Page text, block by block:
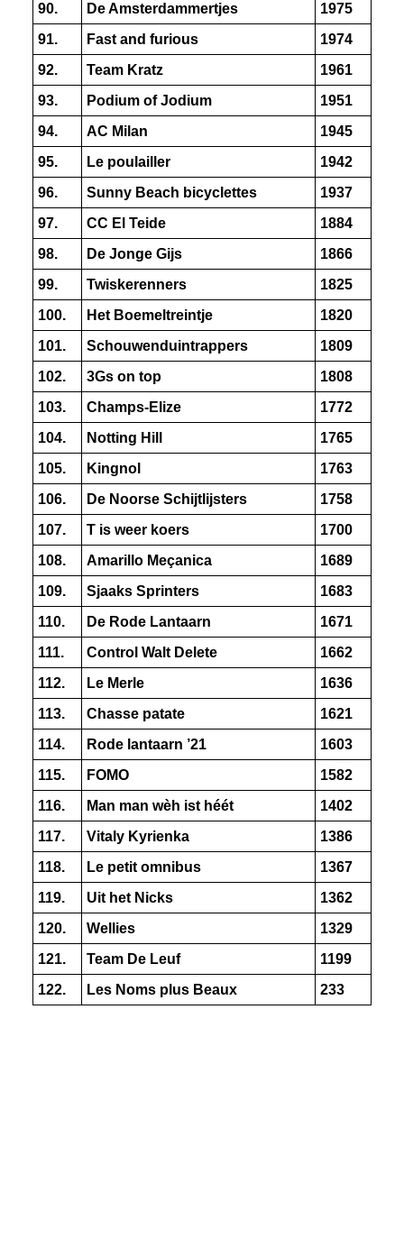
90.
De Amsterdammertjes
1975
91.
Fast and furious
1974
92.
Team Kratz
1961
93.
Podium of Jodium
1951
94.
AC Milan
1945
95.
Le poulailler
1942
96.
Sunny Beach bicyclettes
1937
97.
CC El Teide
1884
98.
De Jonge Gijs
1866
99.
Twiskerenners
1825
100.
Het Boemeltreintje
1820
101.
Schouwenduintrappers
1809
102.
3Gs on top
1808
103.
Champs-Elize
1772
104.
Notting Hill
1765
105.
Kingnol
1763
106.
De Noorse Schijtlijsters
1758
107.
T is weer koers
1700
108.
Amarillo Meçanica
1689
109.
Sjaaks Sprinters
1683
110.
De Rode Lantaarn
1671
111.
Control Walt Delete
1662
112.
Le Merle
1636
113.
Chasse patate
1621
114.
Rode lantaarn ’21
1603
115.
FOMO
1582
116.
Man man wèh ist héét
1402
117.
Vitaly Kyrienka
1386
118.
Le petit omnibus
1367
119.
Uit het Nicks
1362
120.
Wellies
1329
121.
Team De Leuf
1199
122.
Les Noms plus Beaux 233